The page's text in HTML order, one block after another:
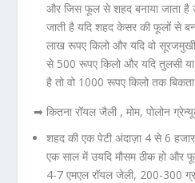
और जिस फूल से शहद बनाया जाता
जाती है यदि शहद केसर की फूलों से
लाख रूपए किलो और यदि वो
से 500 रूपए किलो और यदि तुलसी
है तो वो 1000 रूपए किलो तक
➡ कितना रॉयल जैली , मोम, पोलोन
शहद की एक पेटी अंदाज़ा 4 से 6
एक साल में उयदि मौसम ठीक हो और
4-7 एमएल रॉयल जेली, 200-300